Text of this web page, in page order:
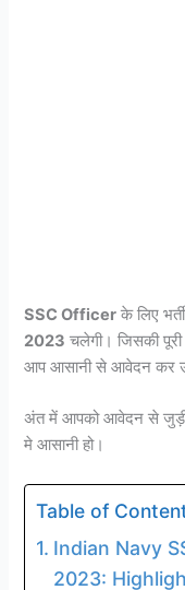
SSC Officer के लिए
2023 चलेगी। जिसकी पूरी
आप आसानी से आवेदन कर
अंत में आपको आवेदन से
मे आसानी हो।
Table of
Indian Navy
2023: